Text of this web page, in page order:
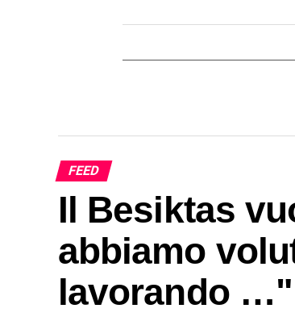
FEED
Il Besiktas
abbiamo
lavorando …"